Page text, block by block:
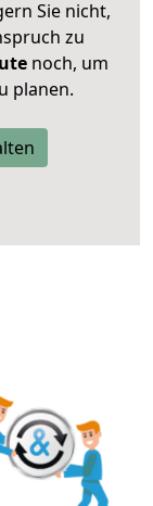
Sie nicht,
zu
noch, um
planen.